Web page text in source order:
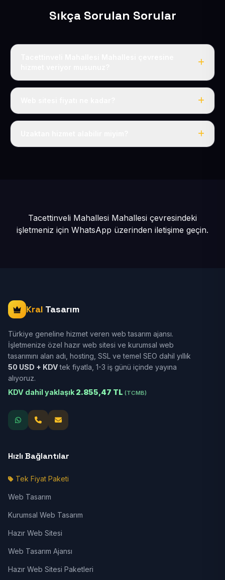
Sıkça Sorulan Sorular
Evet, Tacettinveli Mahallesi dahil tüm Battalgazi ve
Tek fiyat: yılda 50 USD + KDV, her şey dahil.
Tacettinveli Mahallesi Mahallesi çevresindeki
işletmeniz için WhatsApp üzerinden iletişime geçin.
Kral Tasarım
Türkiye geneline hizmet veren web tasarım ajansı.
İşletmenize özel hazır web sitesi ve kurumsal web
tasarımını alan adı, hosting, SSL ve temel SEO dahil yıllık
50 USD + KDVtek fiyatla, 1-3 iş günü içinde yayına
alıyoruz.
KDV dahil yaklaşık 2.855,47 TL (TCMB)
Hızlı Bağlantılar
Tek Fiyat Paketi
Web Tasarım
Kurumsal Web Tasarım
Hazır Web Sitesi
Web Tasarım Ajansı
Hazır Web Sitesi Paketleri